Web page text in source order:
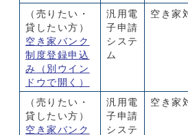
（売りたい・
貸したい方）
空き家バンク
制度登録申込
み
（別ウイン
ドウで開く）
汎用電
子申請
システ
ム
空き家
（売りたい・
貸したい方）
空き家バンク
汎用電
子申請
システ
空き家